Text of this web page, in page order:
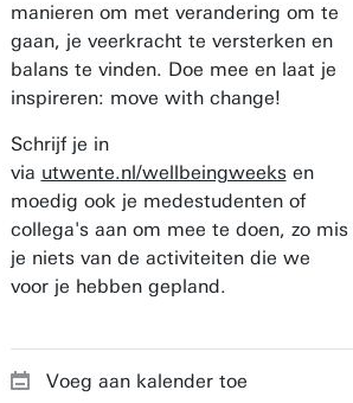
manieren om met verandering om te
gaan, je veerkracht te versterken en
balans te vinden. Doe mee en laat je
inspireren: move with change!
Schrijf je in
via utwente.nl/wellbeingweeksen
moedig ook je medestudenten of
collega's aan om mee te doen, zo mis
je niets van de activiteiten die we
voor je hebben gepland.
Voeg aan kalender toe